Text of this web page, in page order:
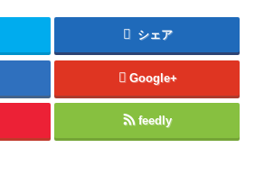
シェア
Google+
feedly